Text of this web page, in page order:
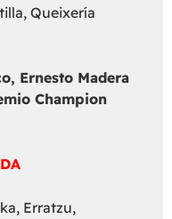
Queixería
Ernesto Madera
Champion
Erratzu,